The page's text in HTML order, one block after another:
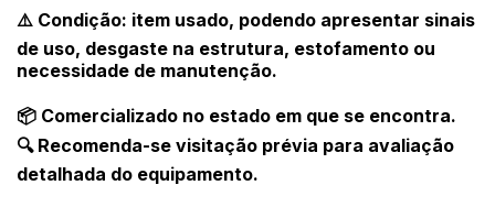
⚠️ Condição: item usado, podendo apresentar sinais
de uso, desgaste na estrutura, estofamento ou
necessidade de manutenção.
📦 Comercializado no estado em que se encontra.
🔍 Recomenda-se visitação prévia para avaliação
detalhada do equipamento.
14/04/2025 18:43:11 TIAGOFELIPE